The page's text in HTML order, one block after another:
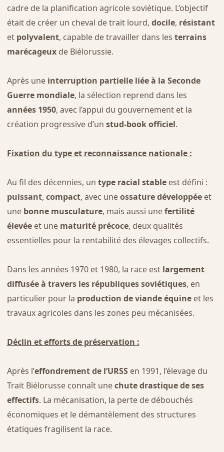
cadre de la planification agricole soviétique. L’objectif
était de créer un cheval de trait lourd, docile, résistant
et polyvalent, capable de travailler dans les terrains
marécageuxde Biélorussie.
Après une interruption partielle liée à la Seconde
Guerre mondiale, la sélection reprend dans les
années 1950, avec l’appui du gouvernement et la
création progressive d’un stud-book officiel.
Fixation du type et reconnaissance nationale :
Au fil des décennies, un type racial stableest défini :
puissant, compact, avec uneossature développéeet
une bonne musculature, mais aussi unefertilité
élevéeet une maturité précoce, deux qualités
essentielles pour la rentabilité des élevages collectifs.
Dans les années 1970 et 1980, la race est largement
diffusée à travers les républiques soviétiques, en
particulier pour la production de viande équineet les
travaux agricoles dans les zones peu mécanisées.
Déclin et efforts de préservation :
Après l’effondrement de l’URSSen 1991, l’élevage du
Trait Biélorusse connaît unechute drastique de ses
effectifs. La mécanisation, la perte de débouchés
économiques et le démantèlement des structures
étatiques fragilisent la race.